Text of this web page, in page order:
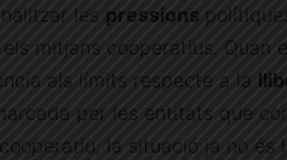
les pressions
mitjans cooperatius. Quan
als límits respecte a la
per les entitats que
la situació ja no és